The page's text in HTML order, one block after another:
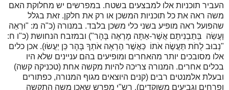
העביר תוכניות אלו למבצעים בשטח. במפרשים יש מחלוקת האם
משה ראה את כל תוכניות המשכן או רק את חלקן. זאת בגלל
שהפועל ראה מופיע בשני כלי משכן בלבד. במנורה (כ"ה מ: "וּרְאֵה
וַעֲשֵׂה בְּתַבְנִיתָם אֲשֶׁר-אַתָּה מָרְאֶה בָּהָר") ובמזבח הנחושת (כ"ו ח:
"נְבוּב לֻחֹת תַּעֲשֶׂה אֹתוֹ כַּאֲשֶׁר הֶרְאָה אֹתְךָ בָּהָר כֵּן יַעֲשׂוּ). אכן כלים
אלו מסובכים יותר מהאחרים ומופיעים בהם עניינים שלא היו
בכלים אחרים. המנורה צריכה להיות מקשה אחת (טכניקה קשה)
ובעלת אלמנטים רבים (קנים היוצאים מגוף המנורה, כפתורים
ופרחים וגביעים משוקדים). רש"י מפרש שאכן משה התקשה